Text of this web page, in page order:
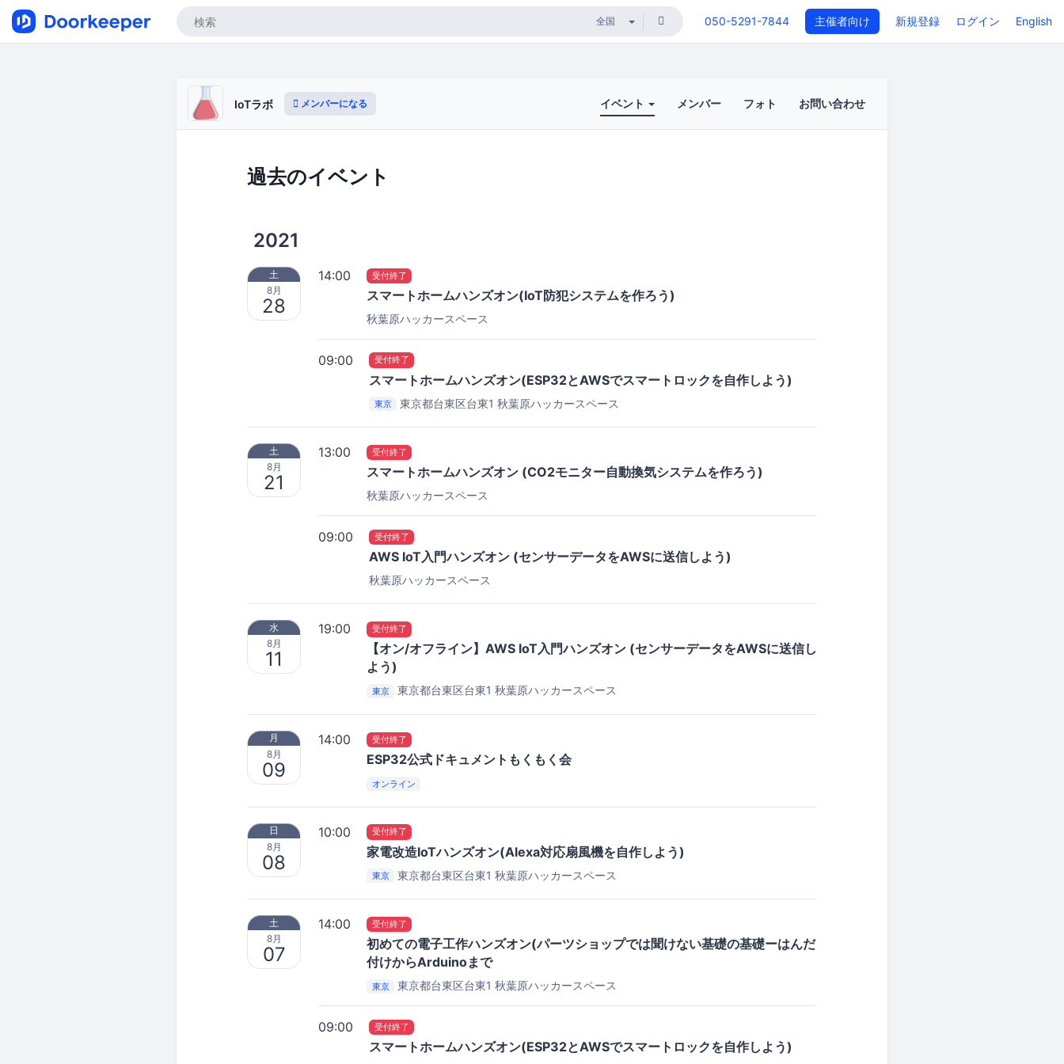
050-5291-7844 主催者向け 新規登録 ログイン English
IoTラボ メンバーになる イベント メンバー フォト お問い合わせ
過去のイベント
2021
土
8月
28
14:00 受付終了
スマートホームハンズオン(IoT防犯システムを作ろう)
秋葉原ハッカースペース
09:00 受付終了
スマートホームハンズオン(ESP32とAWSでスマートロックを自作しよう)
東京 東京都台東区台東1 秋葉原ハッカースペース
土
8月
21
13:00 受付終了
スマートホームハンズオン (CO2モニター自動換気システムを作ろう)
秋葉原ハッカースペース
09:00 受付終了
AWS IoT入門ハンズオン (センサーデータをAWSに送信しよう)
秋葉原ハッカースペース
水
8月
11
19:00 受付終了
【オン/オフライン】AWS IoT入門ハンズオン (センサーデータをAWSに送信し
よう)
東京 東京都台東区台東1 秋葉原ハッカースペース
月
8月
09
14:00 受付終了
ESP32公式ドキュメントもくもく会
オンライン
日
8月
08
10:00 受付終了
家電改造IoTハンズオン(Alexa対応扇風機を自作しよう)
東京 東京都台東区台東1 秋葉原ハッカースペース
土
8月
07
14:00 受付終了
初めての電子工作ハンズオン(パーツショップでは聞けない基礎の基礎ーはんだ
付けからArduinoまで
東京 東京都台東区台東1 秋葉原ハッカースペース
09:00 受付終了
スマートホームハンズオン(ESP32とAWSでスマートロックを自作しよう)